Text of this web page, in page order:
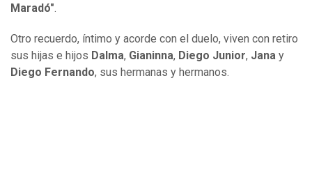
Maradó"
Otro recuerdo, íntimo y acorde con el duelo, viven con retiro
sus hijas e hijos Dalma, Gianinna, Diego Junior, Jana y
Diego Fernando, sus hermanas y hermanos.